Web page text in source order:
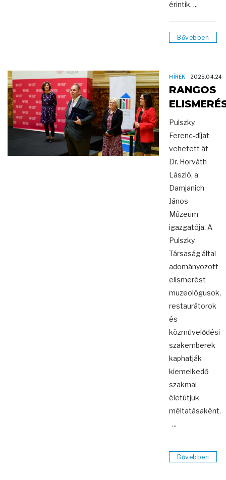
érintik. ...
Bővebben
HÍREK 2025.04.24
RANGOS
Pulszky
Ferenc-díjat
vehetett át
Dr. Horváth
László, a
Damjanich
János
Múzeum
igazgatója. A
Pulszky
Társaság által
adományozott
elismerést
muzeológusok,
restaurátorok
és
közművelődési
szakemberek
kaphatják
kiemelkedő
szakmai
életútjuk
méltatásaként.
...
Bővebben